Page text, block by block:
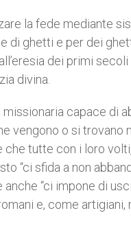
la fede mediante
di ghetti e per dei
dei primi
divina.
capace di
vengono o si
tutte con i loro
“ci sfida a non
“ci impone di
e, come